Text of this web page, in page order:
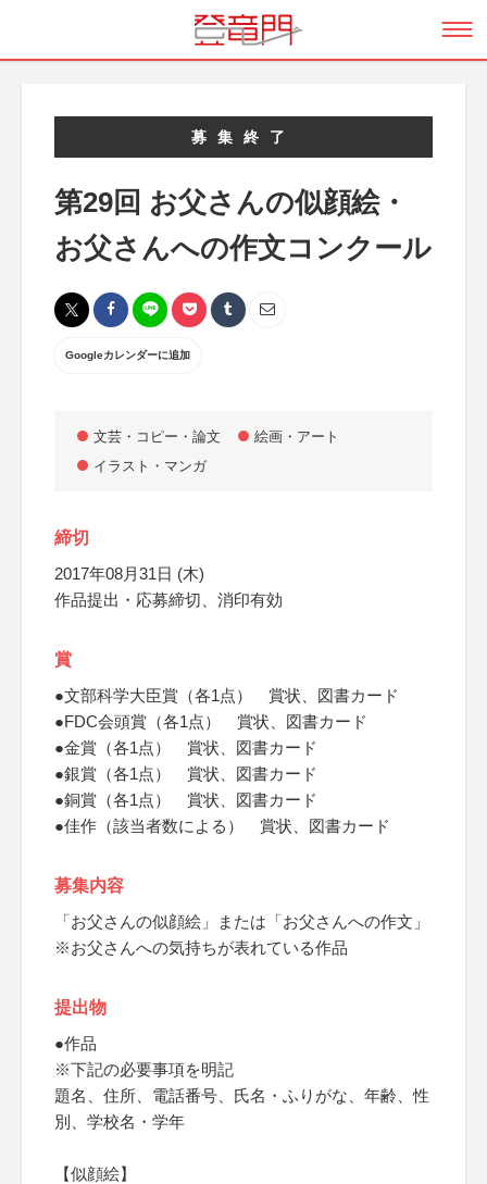
募集終了
第29回 お父さんの似顔絵・
お父さんへの作文コンクール
Googleカレンダーに追加
文芸・コピー・論文
絵画・アート
イラスト・マンガ
締切
2017年08月31日 (木)
作品提出・応募締切、消印有効
賞
●文部科学大臣賞（各1点） 賞状、図書カード
●FDC会頭賞（各1点） 賞状、図書カード
●金賞（各1点） 賞状、図書カード
●銀賞（各1点） 賞状、図書カード
●銅賞（各1点） 賞状、図書カード
●佳作（該当者数による） 賞状、図書カード
募集内容
「お父さんの似顔絵」または「お父さんへの作文」
※お父さんへの気持ちが表れている作品
提出物
●作品
※下記の必要事項を明記
題名、住所、電話番号、氏名・ふりがな、年齢、性
別、学校名・学年
【似顔絵】